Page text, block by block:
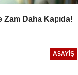
Zam Daha Kapıda!
ASAYIŞ